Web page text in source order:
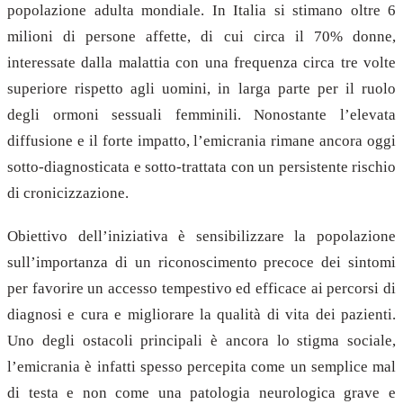
popolazione adulta mondiale. In Italia si stimano oltre 6
milioni di persone affette, di cui circa il 70% donne,
interessate dalla malattia con una frequenza circa tre volte
superiore rispetto agli uomini, in larga parte per il ruolo
degli ormoni sessuali femminili. Nonostante l’elevata
diffusione e il forte impatto, l’emicrania rimane ancora oggi
sotto-diagnosticata e sotto-trattata con un persistente rischio
di cronicizzazione.
Obiettivo dell’iniziativa è sensibilizzare la popolazione
sull’importanza di un riconoscimento precoce dei sintomi
per favorire un accesso tempestivo ed efficace ai percorsi di
diagnosi e cura e migliorare la qualità di vita dei pazienti.
Uno degli ostacoli principali è ancora lo stigma sociale,
l’emicrania è infatti spesso percepita come un semplice mal
di testa e non come una patologia neurologica grave e